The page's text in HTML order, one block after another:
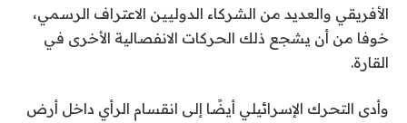
الأفريقي والعديد من الشركاء الدوليين الاعتراف الرسمي،
خوفا من أن يشجع ذلك الحركات الانفصالية الأخرى في
القارة.
وأدى التحرك الإسرائيلي أيضًا إلى انقسام الرأي داخل أرض